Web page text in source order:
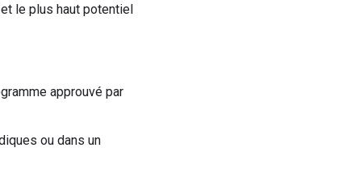
le plus haut potentiel
approuvé par
ou dans un